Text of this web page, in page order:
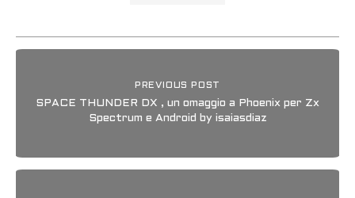
PREVIOUS POST
SPACE THUNDER DX , un omaggio a Phoenix per Zx
Spectrum e Android by isaiasdiaz